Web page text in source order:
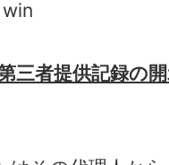
三者提供記録の